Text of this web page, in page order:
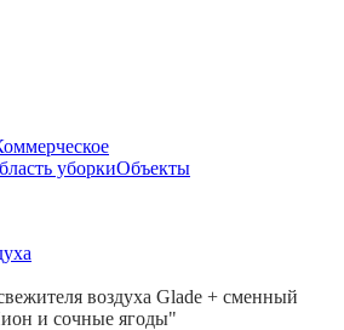
уборкиОбъекты
воздуха Glade + сменный
и сочные ягоды"